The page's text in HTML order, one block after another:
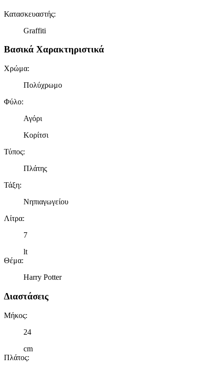
Κατασκευαστής:
Graffiti
Βασικά Χαρακτηριστικά
Χρώμα:
Πολύχρωμο
Φύλο:
Αγόρι
Κορίτσι
Τύπος:
Πλάτης
Τάξη:
Νηπιαγωγείου
Λίτρα:
7
lt
Θέμα:
Harry Potter
Διαστάσεις
Μήκος:
24
cm
Πλάτος: